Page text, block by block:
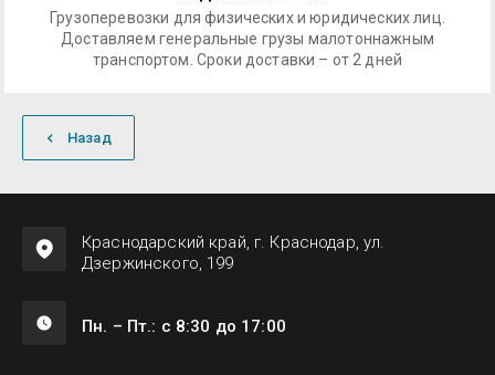
Грузоперевозки для физических и юридических лиц.
Доставляем генеральные грузы малотоннажным
транспортом. Сроки доставки – от 2 дней
Назад
Краснодарский край, г. Краснодар, ул.
Дзержинского, 199
Пн. – Пт.: с 8:30 до 17:00